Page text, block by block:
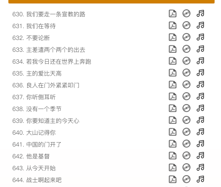
630. 我们要走一条宣教的路
631. 我们在等待
632. 不要论断
633. 主差遣两个两个的出去
634. 若我今日还在世界上奔跑
635. 主的爱比天高
636. 良人在门外紧紧叩门
637. 你听侧耳听
638. 没有一个季节
639. 你要知道主的今天心
640. 大山记得你
641. 中国的门开了
642. 他是基督
643. 从今天开始
644. 战士啊起来吧